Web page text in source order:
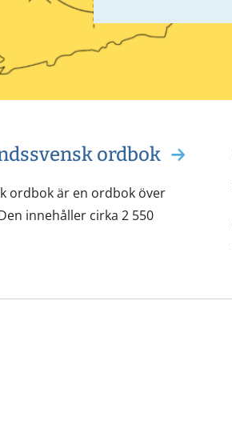
ordbok
ordbok är en ordbok över
innehåller cirka 2 550